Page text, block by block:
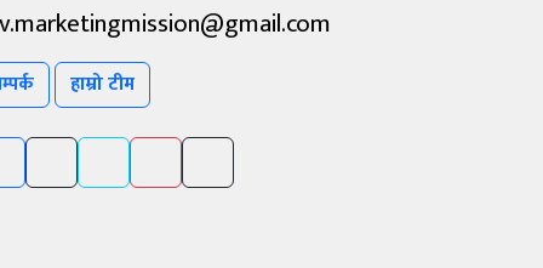
हाम्रो टीम